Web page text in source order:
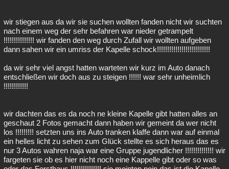
wir stiegen aus da wir sie suchen wollten fanden nicht wir suchten
nach einem weg der sehr befahren war nieder getrampelt
!!!!!!!!!!!!!!! wir fanden den weg durch Zufall wir wollten aufgeben
dann sahen wir ein umriss der Kapelle schock!!!!!!!!!!!!!!!!!!!!!!!!!!
da wir sehr viel angst hatten warteten wir kurz im Auto danach
entschließen wir doch aus zu steigen !!!!!! war sehr unheimlich
!!!!!!!!!!!!
wir dachten das es da noch ne kleine Kapelle gibt hatten alles an
geschaut 2 Fotos gemacht dann haben wir gemeint da wer nicht
los !!!!!!!!! setzten uns ins Auto tranken klaffe dann war auf einmal
ein helles licht zu sehen zum Glück stellte es sich heraus das es
nur 3 Autos wahren naja war eine Gruppe jugendlicher !!!!!!!!!!!!!! wir
fargeten sie ob es hier nicht noch eine Kappelle gibt oder so was